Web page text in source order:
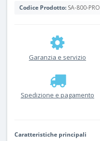
Codice Prodotto: SA-800-PRO
Garanzia e servizio
Spedizione e pagamento
Caratteristiche principali